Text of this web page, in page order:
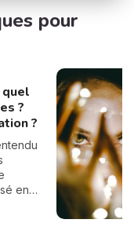
pour
?
?
en